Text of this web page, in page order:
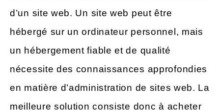
d’un site web. Un site web peut être
hébergé sur un ordinateur personnel, mais
un hébergement fiable et de qualité
nécessite des connaissances approfondies
en matière d’administration de sites web. La
meilleure solution consiste donc à acheter